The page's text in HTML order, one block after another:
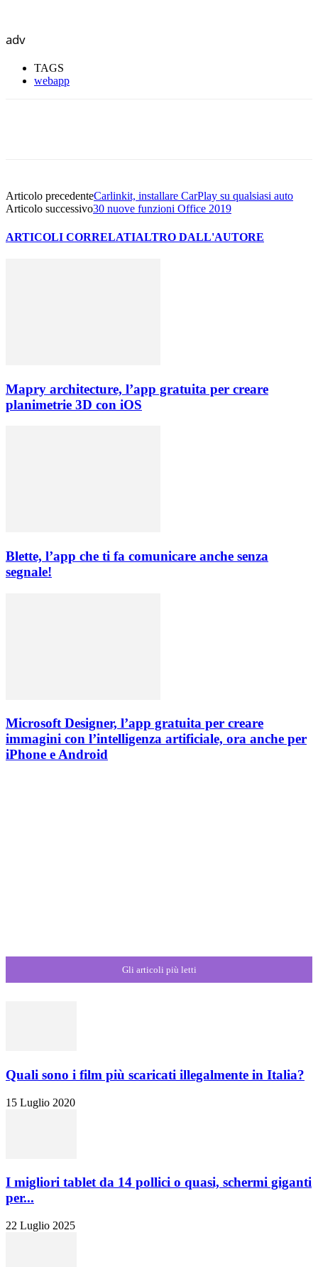
adv
TAGS
webapp
Articolo precedenteCarlinkit, installare CarPlay su qualsiasi auto
Articolo successivo30 nuove funzioni Office 2019
ARTICOLI CORRELATIALTRO DALL'AUTORE
Mapry architecture, l’app gratuita per creare
planimetrie 3D con iOS
Blette, l’app che ti fa comunicare anche senza
segnale!
Microsoft Designer, l’app gratuita per creare
immagini con l’intelligenza artificiale, ora anche per
iPhone e Android
Gli articoli più letti
Quali sono i film più scaricati illegalmente in Italia?
15 Luglio 2020
I migliori tablet da 14 pollici o quasi, schermi giganti
per...
22 Luglio 2025